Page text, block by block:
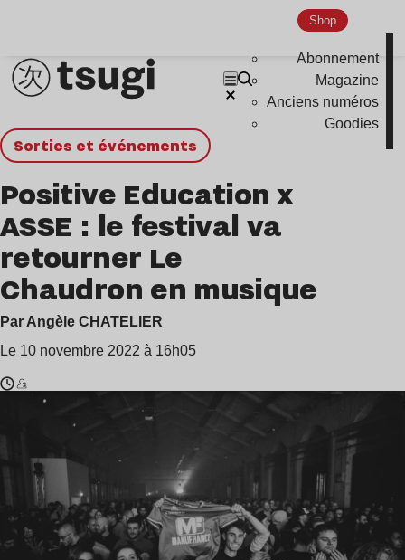
Shop
Abonnement
Magazine
Anciens numéros
Goodies
Sorties et événements
Positive Education x
ASSE : le festival va
retourner Le
Chaudron en musique
Par Angèle CHATELIER
Le 10 novembre 2022 à 16h05
Positive
Education
ASSE
Infravision